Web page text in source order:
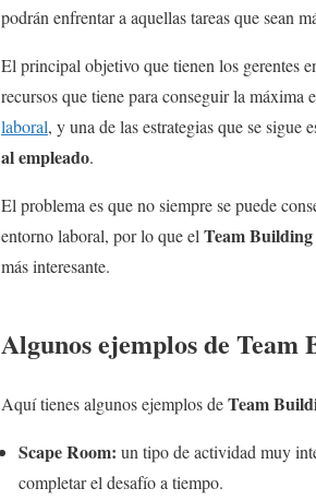
podrán enfrentar a aquellas tareas que sean
El principal objetivo que tienen los gerentes
recursos que tiene para conseguir la máxima
laboral, y una de las estrategias que se sigue
al empleado.
El problema es que no siempre se puede
entorno laboral, por lo que elTeam Building
más interesante.
Algunos ejemplos de Team
Aquí tienes algunos ejemplos deTeam
Scape Room: un tipo de actividad muy
completar el desafío a tiempo.